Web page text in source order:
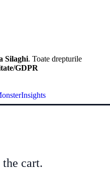
cart.
Silaghi. Toate drepturile
GDPR